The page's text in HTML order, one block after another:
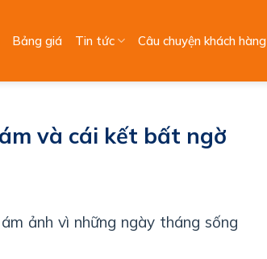
Bảng giá Tin tức Câu chuyện khách hàng
và cái kết bất ngờ
ảnh vì những ngày tháng sống